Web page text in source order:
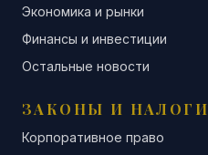
Экономика и рынки
Финансы и инвестиции
Остальные новости
ЗАКОНЫ И НАЛОГИ
Корпоративное право